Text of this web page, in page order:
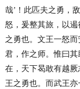
哉’！此匹夫之勇，
怒，爰整其旅，以
之勇也。文王一怒
君，作之师。惟曰
在，天下曷敢有越
王之勇也。而武王